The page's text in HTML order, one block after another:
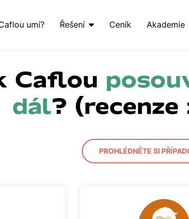
umí? Řešení Ceník Akademie
Caflou
dál? (recenze
PROHLÉDNĚTE SI